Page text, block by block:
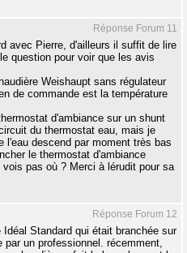
Réponse Forum 11
avec Pierre, d'ailleurs il suffit de lire
question pour voir que les avis
Weishaupt sans régulateur
de commande est la température
d'ambiance sur un shunt
du thermostat eau, mais je
l'eau descend par moment très bas
le thermostat d'ambiance
pas où ? Merci à lérudit pour sa
Réponse Forum 12
Idéal Standard qui était branchée sur
par un professionnel. récemment,